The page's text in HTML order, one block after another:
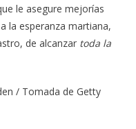
le asegure mejorías
la esperanza martiana,
de alcanzar toda la
/ Tomada de Getty